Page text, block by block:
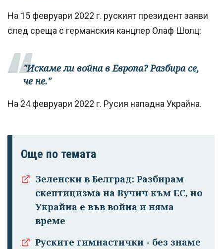
На 15 февруари 2022 г. руският президент заяви
след среща с германския канцлер Олаф Шолц:
"Искаме ли война в Европа? Разбира се,
че не."
На 24 февруари 2022 г. Русия нападна Украйна.
Още по темата
Зеленски в Белград: Разбирам
скептицизма на Вучич към ЕС, но
Украйна е във война и няма
време
Руските гимнастички - без знаме